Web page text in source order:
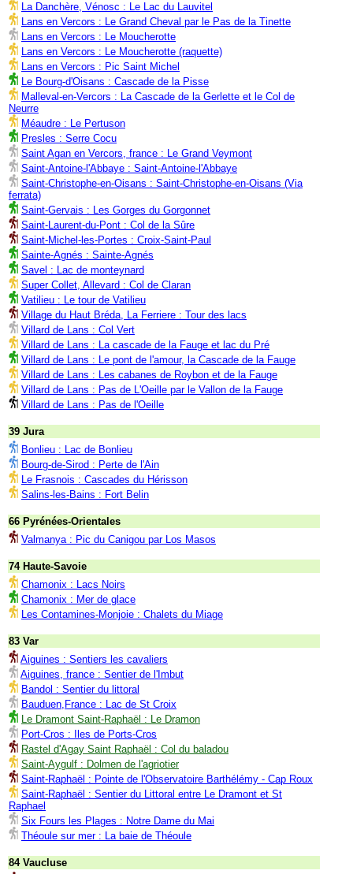
La Danchère, Vénosc : Le Lac du Lauvitel
Lans en Vercors : Le Grand Cheval par le Pas de la Tinette
Lans en Vercors : Le Moucherotte
Lans en Vercors : Le Moucherotte (raquette)
Lans en Vercors : Pic Saint Michel
Le Bourg-d'Oisans : Cascade de la Pisse
Malleval-en-Vercors : La Cascade de la Gerlette et le Col de
Neurre
Méaudre : Le Pertuson
Presles : Serre Cocu
Saint Agan en Vercors, france : Le Grand Veymont
Saint-Antoine-l'Abbaye : Saint-Antoine-l'Abbaye
Saint-Christophe-en-Oisans : Saint-Christophe-en-Oisans (Via
ferrata)
Saint-Gervais : Les Gorges du Gorgonnet
Saint-Laurent-du-Pont : Col de la Sûre
Saint-Michel-les-Portes : Croix-Saint-Paul
Sainte-Agnés : Sainte-Agnés
Savel : Lac de monteynard
Super Collet, Allevard : Col de Claran
Vatilieu : Le tour de Vatilieu
Village du Haut Bréda, La Ferriere : Tour des lacs
Villard de Lans : Col Vert
Villard de Lans : La cascade de la Fauge et lac du Pré
Villard de Lans : Le pont de l'amour, la Cascade de la Fauge
Villard de Lans : Les cabanes de Roybon et de la Fauge
Villard de Lans : Pas de L'Oeille par le Vallon de la Fauge
Villard de Lans : Pas de l'Oeille
39 Jura
Bonlieu : Lac de Bonlieu
Bourg-de-Sirod : Perte de l'Ain
Le Frasnois : Cascades du Hérisson
Salins-les-Bains : Fort Belin
66 Pyrénées-Orientales
Valmanya : Pic du Canigou par Los Masos
74 Haute-Savoie
Chamonix : Lacs Noirs
Chamonix : Mer de glace
Les Contamines-Monjoie : Chalets du Miage
83 Var
Aiguines : Sentiers les cavaliers
Aiguines, france : Sentier de l'Imbut
Bandol : Sentier du littoral
Bauduen,France : Lac de St Croix
Le Dramont Saint-Raphaël : Le Dramon
Port-Cros : Iles de Ports-Cros
Rastel d'Agay Saint Raphaël : Col du baladou
Saint-Aygulf : Dolmen de l'agriotier
Saint-Raphaël : Pointe de l'Observatoire Barthélémy - Cap Roux
Saint-Raphaël : Sentier du Littoral entre Le Dramont et St
Raphael
Six Fours les Plages : Notre Dame du Mai
Théoule sur mer : La baie de Théoule
84 Vaucluse